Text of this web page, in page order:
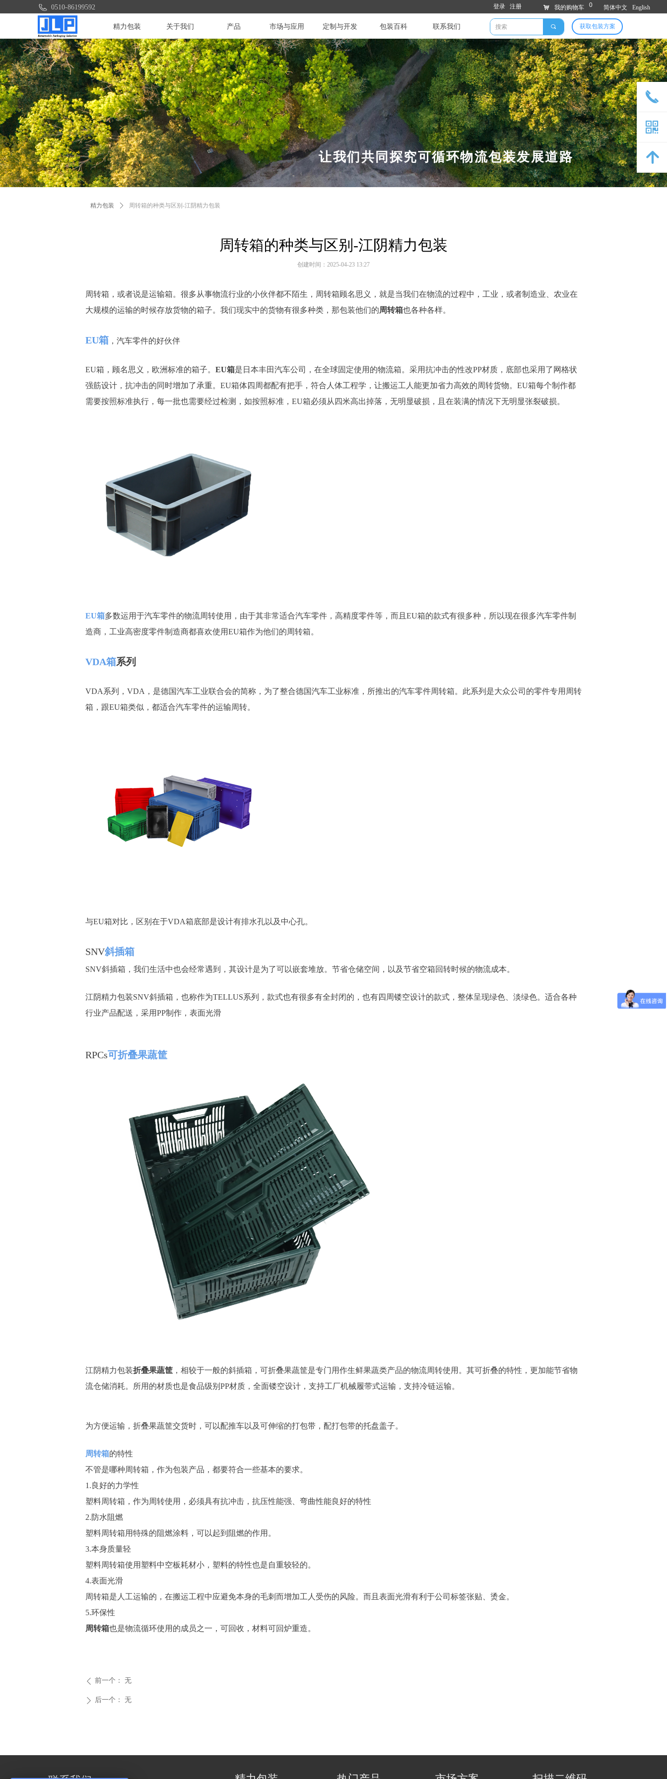
精力包装 关于我们 产品 市场与应用 定制与开发 包装百科 联系我们 获取包装方案
끠
简体中文 English
낙 我的购物车 0
0510-86199592 登录 注册
周转箱的种类与区别-江阴精力包装
周转箱，或者说是运输箱。很多从事物流行业的小伙伴都不陌生，周转箱顾名思义，就是当我们在物流的过程中，工业，或者制造业、农业在
大规模的运输的时候存放货物的箱子。我们现实中的货物有很多种类，那包装他们的周转箱也各种各样。
EU箱 ，汽车零件的好伙伴
EU箱，顾名思义，欧洲标准的箱子。 EU箱是日本丰田汽车公司，在全球固定使用的物流箱。采用抗冲击的性改PP材质，底部也采用了网格状
强筋设计，抗冲击的同时增加了承重。EU箱体四周都配有把手，符合人体工程学，让搬运工人能更加省力高效的周转货物。EU箱每个制作都
需要按照标准执行，每一批也需要经过检测，如按照标准，EU箱必须从四米高出掉落，无明显破损，且在装满的情况下无明显张裂破损。
EU箱多数运用于汽车零件的物流周转使用，由于其非常适合汽车零件，高精度零件等，而且EU箱的款式有很多种，所以现在很多汽车零件制
造商，工业高密度零件制造商都喜欢使用EU箱作为他们的周转箱。
VDA箱系列
VDA系列，VDA，是德国汽车工业联合会的简称，为了整合德国汽车工业标准，所推出的汽车零件周转箱。此系列是大众公司的零件专用周转
箱，跟EU箱类似，都适合汽车零件的运输周转。
与EU箱对比，区别在于VDA箱底部是设计有排水孔以及中心孔。
SNV斜插箱
SNV斜插箱，我们生活中也会经常遇到，其设计是为了可以嵌套堆放。节省仓储空间，以及节省空箱回转时候的物流成本。
江阴精力包装SNV斜插箱，也称作为TELLUS系列，款式也有很多有全封闭的，也有四周镂空设计的款式，整体呈现绿色、淡绿色。适合各种
行业产品配送，采用PP制作，表面光滑
RPCs可折叠果蔬筐
江阴精力包装折叠果蔬筐 ，相较于一般的斜插箱，可折叠果蔬筐是专门用作生鲜果蔬类产品的物流周转使用。其可折叠的特性，更加能节省物
流仓储消耗。所用的材质也是食品级别PP材质，全面镂空设计，支持工厂机械履带式运输，支持冷链运输。
为方便运输，折叠果蔬筐交货时，可以配推车以及可伸缩的打包带，配打包带的托盘盖子。
周转箱的特性
不管是哪种周转箱，作为包装产品，都要符合一些基本的要求。
1.良好的力学性
塑料周转箱，作为周转使用，必须具有抗冲击，抗压性能强、弯曲性能良好的特性
2.防水阻燃
塑料周转箱用特殊的阻燃涂料，可以起到阻燃的作用。
3.本身质量轻
塑料周转箱使用塑料中空板耗材小，塑料的特性也是自重较轻的。
4.表面光滑
周转箱是人工运输的，在搬运工程中应避免本身的毛刺而增加工人受伤的风险。而且表面光滑有利于公司标签张贴、烫金。
5.环保性
周转箱也是物流循环使用的成员之一，可回收，材料可回炉重造。
让我们共同探究可循环物流包装发展道路
ꄴ 前一个： 无
ꄲ 后一个： 无
创建时间： 2025-04-23 13:27
精力包装 ꄲ 周转箱的种类与区别-江阴精力包装
끅
낃
녕